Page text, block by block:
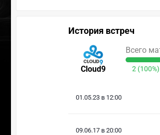
История встреч
Cloud9
Всего
2 (100%)
01.05.23 в 12:00
09.06.17 в 20:00